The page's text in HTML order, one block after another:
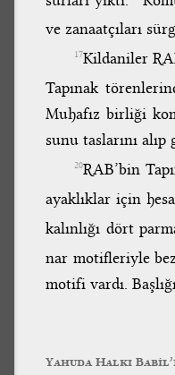
ve zanaatçıları
17Kildaniler
Tapınak
Muhafız birliği
sunu taslarını alıp
20RAB’bin
ayaklıklar için
kalınlığı dört
nar motifleriyle
motifi vardı.
Yahuda Halkı